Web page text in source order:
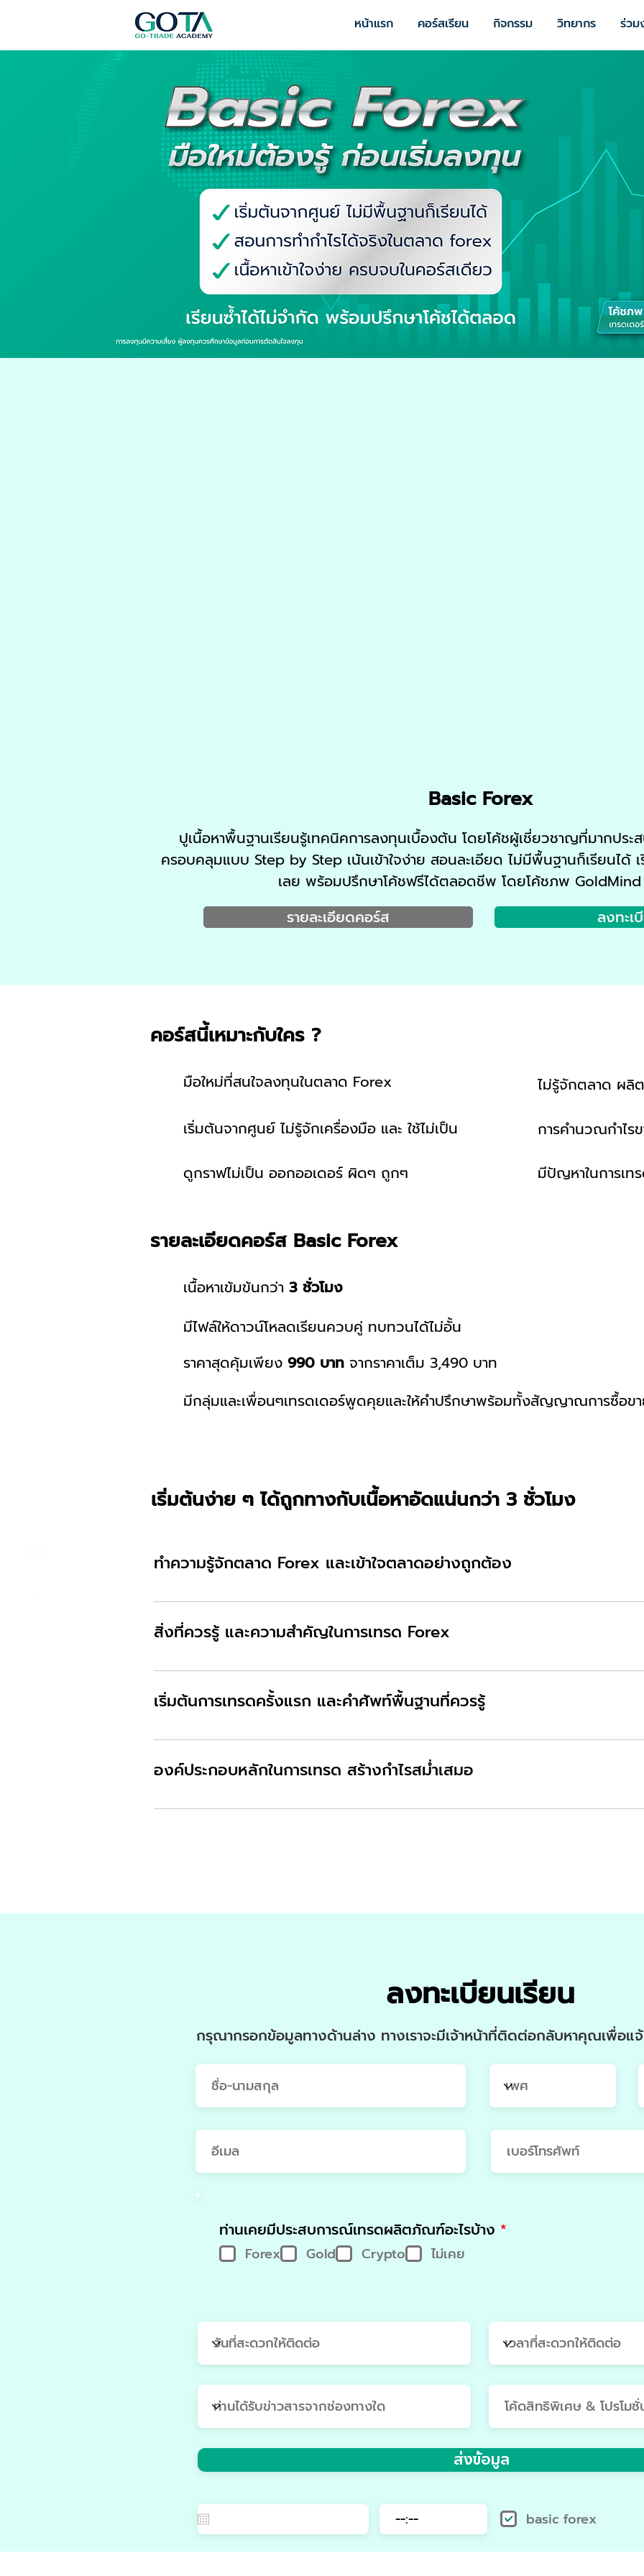
หน้าแรก คอร์สเรียน กิจกรรม วิทยากร ร่วม
Basic Forex
ปูเนื้อหาพื้นฐานเรียนรู้เทคนิคการลงทุนเบื้องต้น โดยโค้ชผู้เชี่ยวชาญที่มากประ
ครอบคลุมแบบ Step by Step เน้นเข้าใจง่าย สอนละเอียด ไม่มีพื้นฐานก็เรียนได้
เลย พร้อมปรึกษาโค้ชฟรีได้ตลอดชีพ โดยโค้ชภพ
รายละเอียดคอร์ส
ลงทะเ
คอร์สนี้เหมาะกับใคร ?
มือใหม่ที่สนใจลงทุนในตลาด Forex
เริ่มต้นจากศูนย์ ไม่รู้จักเครื่องมือ และ ใช้ไม่เป็น
ดูกราฟไม่เป็น ออกออเดอร์ ผิดๆ ถูกๆ
ไม่รู้จักตลาด ผ
การคำนวณกำไ
มีปัญหาในการเท
รายละเอียดคอร์ส Basic Forex
เนื้อหาเข้มข้นกว่า 3 ชั่วโมง
มีไฟล์ให้ดาวน์โหลดเรียนควบคู่ ทบทวนได้ไม่อั้น
ราคาสุดคุ้มเพียง 990 บาท จากราคาเต็ม 3,490 บาท
มีกลุ่มและเพื่อนๆเทรดเดอร์พูดคุยและให้คำปรึกษาพร้อมทั้งสัญญาณการซื้อข
เริ่มต้นง่าย ๆ ได้ถูกทางกับเนื้อหาอัดแน่นกว่า 3 ชั่วโมง
ทำความรู้จักตลาด Forex และเข้าใจตลาดอย่างถูกต้อง
ทำความรู้จักตลาด Forex อาชีพเทรดเดอร์ การเก็งกำไร vs การลงทุน ผู้มีส่วนเ
สิ่งที่ควรรู้ และความสำคัญในการเทรด Forex
ปัจจัยการเคลื่อนไหวของราคา ช่วงเวลาในการเทรด กฎหมายที่เกี่ยวข้องในตลาด
ทางเศรษฐกิจ
เริ่มต้นการเทรดครั้งแรก และคำศัพท์พื้นฐานที่ควรรู้
เริ่มต้นการเทรดด้วยโปรแกรม MT4 จับมือเทรด พร้อมทำกำไร 20 คำศัพท์ที่เทรด
องค์ประกอบหลักในการเทรด สร้างกำไรสม่ำเสมอ
สร้างระบบเทรดทำกำไร การใช้เครื่องมืออินดิเคเตอร์ทำกำไร Price Action สไตล์ก
ลงทะเบียนเรียน
กรุณากรอกข้อมูลทางด้านล่าง ทางเราจะมีเจ้าหน้าที่ติดต่อกลับหาคุณเพื่อแ
ท่านเคยมีประสบการณ์เทรดผลิตภัณฑ์อะไรบ้าง *
Forex Gold Crypto ไม่เคย
ส่งข้อมูล
basic forex